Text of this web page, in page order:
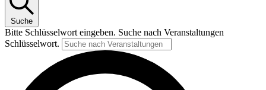
Suche
Bitte Schlüsselwort eingeben. Suche nach Veranstaltungen
Schlüsselwort.